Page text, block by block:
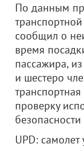
По данным
сообщил о
время
пассажира,
и шестеро
проверку
UPD: